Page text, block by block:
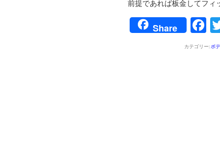
前提であれば板金してフィ
Share
カテゴリー:ボ